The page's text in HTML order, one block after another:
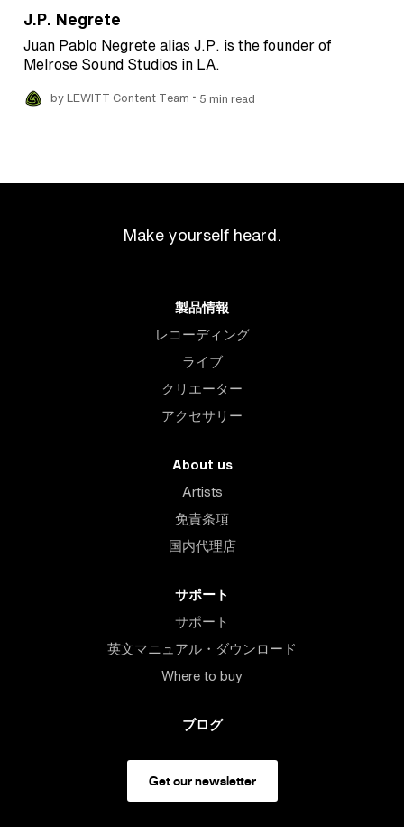
J.P. Negrete
Juan Pablo Negrete alias J.P. is the founder of
Melrose Sound Studios in LA.
by LEWITT Content Team • 5 min read
Make yourself heard.
製品情報
レコーディング
ライブ
クリエーター
アクセサリー
About us
Artists
免責条項
国内代理店
サポート
サポート
英文マニュアル・ダウンロード
Where to buy
ブログ
Get our newsletter